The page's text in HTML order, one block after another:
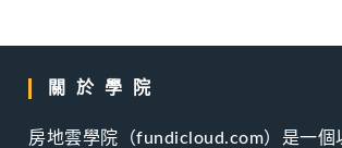
關於學院
房地雲學院（fundicloud.com）是一個